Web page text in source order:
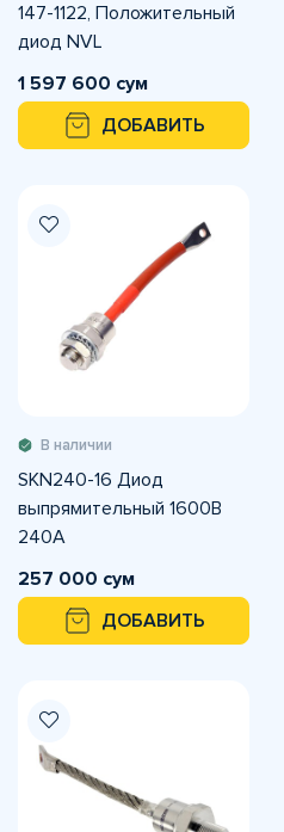
147-1122, Положительный
диод NVL
1 597 600 сум
ДОБАВИТЬ
В наличии
SKN240-16 Диод
выпрямительный 1600В
240A
257 000 сум
ДОБАВИТЬ